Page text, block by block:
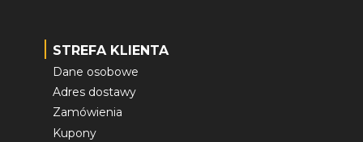
STREFA KLIENTA
Dane osobowe
Adres dostawy
Zamówienia
Kupony